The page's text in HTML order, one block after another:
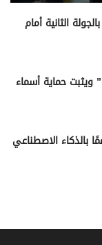
الثانية أمام
ويثبت حماية أسماء